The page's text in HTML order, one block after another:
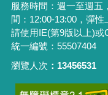
服務時間：週一至週五
間：12:00-13:00，彈
請使用IE(第9版以上)或
統一編號：55507404
瀏覽人次
13456531